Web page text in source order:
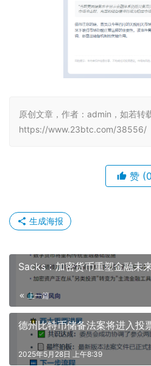
原创文章，作者：admin，如若转
https://www.23btc.com/38556/
赞
生成海报
Sacks：加密货币重塑金融未
上一篇
德州比特币储备法案将进入投
2025年5月28日 上午8:39